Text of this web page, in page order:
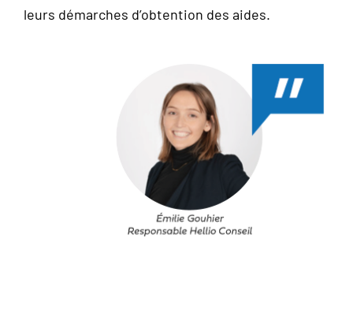
leurs démarches d’obtention des aides.